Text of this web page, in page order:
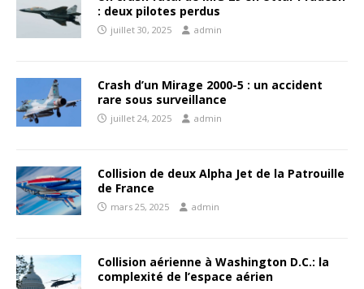
: deux pilotes perdus
juillet 30, 2025 admin
Crash d’un Mirage 2000-5 : un accident
rare sous surveillance
juillet 24, 2025 admin
Collision de deux Alpha Jet de la Patrouille
de France
mars 25, 2025 admin
Collision aérienne à Washington D.C.: la
complexité de l’espace aérien